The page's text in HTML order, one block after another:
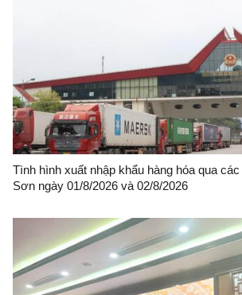
Tình hình xuất nhập khẩu hàng hóa qua
Sơn ngày 01/8/2026 và 02/8/2026